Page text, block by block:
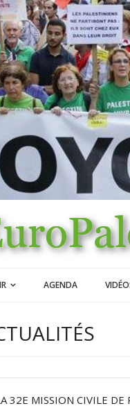
AGENDA
32E MISSION CIVILE